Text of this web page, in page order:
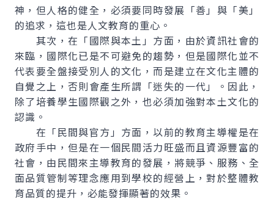
神，但人格的健全，必須要同時發展「善」與「美」
的追求，這也是人文教育的重心。
其次，在「國際與本土」方面，由於資訊社會的
來臨，國際化已是不可避免的趨勢，但是國際化並不
代表要全盤接受別人的文化，而是建立在文化主體的
自覺之上，否則會產生所謂「迷失的一代」。因此，
除了培養學生國際觀之外，也必須加強對本土文化的
認識。
在「民間與官方」方面，以前的教育主導權是在
政府手中，但是在一個民間活力旺盛而且資源豐富的
社會，由民間來主導教育的發展，將競爭、服務、全
面品質管制等理念應用到學校的經營上，對於整體教
育品質的提升，必能發揮顯著的效果。